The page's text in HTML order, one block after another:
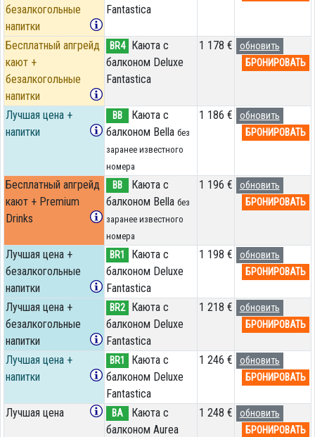
безалкогольные
напитки
Fantastica
Бесплатный апгрейд
кают +
безалкогольные
напитки
BR4
Каюта с
балконом Deluxe
Fantastica
1 178 €
обновить
БРОНИРОВАТЬ
Лучшая цена +
напитки
BB
Каюта с
балконом Bella без
заранее известного
номера
1 186 €
обновить
БРОНИРОВАТЬ
Бесплатный апгрейд
кают + Premium
Drinks
BB
Каюта с
балконом Bella без
заранее известного
номера
1 196 €
обновить
БРОНИРОВАТЬ
Лучшая цена +
безалкогольные
напитки
BR1
Каюта с
балконом Deluxe
Fantastica
1 198 €
обновить
БРОНИРОВАТЬ
Лучшая цена +
безалкогольные
напитки
BR2
Каюта с
балконом Deluxe
Fantastica
1 218 €
обновить
БРОНИРОВАТЬ
Лучшая цена +
напитки
BR1
Каюта с
балконом Deluxe
Fantastica
1 246 €
обновить
БРОНИРОВАТЬ
Лучшая цена BA
Каюта с
балконом Aurea
1 248 €
обновить
БРОНИРОВАТЬ